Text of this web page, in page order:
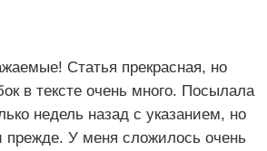
Статья прекрасная, но
в тексте очень много. Посылала
недель назад с указанием, но
прежде. У меня сложилось очень